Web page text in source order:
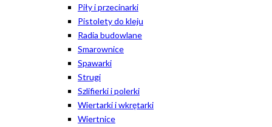
Piły i przecinarki
Pistolety do kleju
Radia budowlane
Smarownice
Spawarki
Strugi
Szlifierki i polerki
Wiertarki i wkrętarki
Wiertnice